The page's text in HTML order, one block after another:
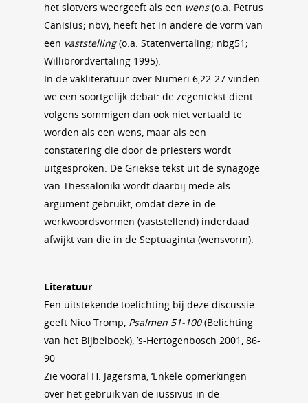
het slotvers weergeeft als een wens(o.a. Petrus
Canisius; nbv), heeft het in andere de vorm van
een vaststelling(o.a. Statenvertaling; nbg51;
Willibrordvertaling 1995).
In de vakliteratuur over Numeri 6,22-27 vinden
we een soortgelijk debat: de zegentekst dient
volgens sommigen dan ook niet vertaald te
worden als een wens, maar als een
constatering die door de priesters wordt
uitgesproken. De Griekse tekst uit de synagoge
van Thessaloniki wordt daarbij mede als
argument gebruikt, omdat deze in de
werkwoordsvormen (vaststellend) inderdaad
afwijkt van die in de Septuaginta (wensvorm).
Literatuur
Een uitstekende toelichting bij deze discussie
geeft Nico Tromp, Psalmen 51-100(Belichting
van het Bijbelboek), ’s-Hertogenbosch 2001, 86-
90
Zie vooral H. Jagersma, ‘Enkele opmerkingen
over het gebruik van de iussivus in de